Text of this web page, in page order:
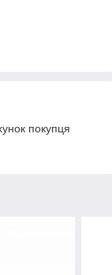
покупця